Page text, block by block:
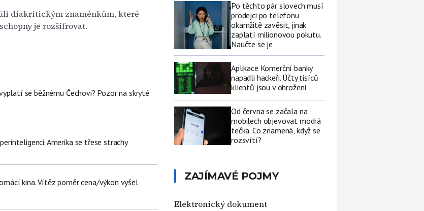
diakritickým znaménkům, které
je rozšifrovat.
se běžnému Čechovi? Pozor na skryté
Amerika se třese strachy
kina. Vítěz poměr cena/výkon vyšel
Po těchto pár slovech musí
prodejci po telefonu
okamžitě zavěsit, jinak
zaplatí milionovou pokutu.
Naučte se je
Aplikace Komerční banky
napadli hackeři. Účty tisíců
klientů jsou v ohrožení
Od června se začala na
mobilech objevovat modrá
tečka. Co znamená, když se
rozsvítí?
ZAJÍMAVÉ POJMY
Elektronický dokument